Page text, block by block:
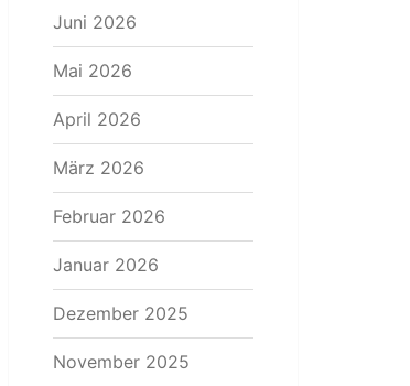
Juni 2026
Mai 2026
April 2026
März 2026
Februar 2026
Januar 2026
Dezember 2025
November 2025